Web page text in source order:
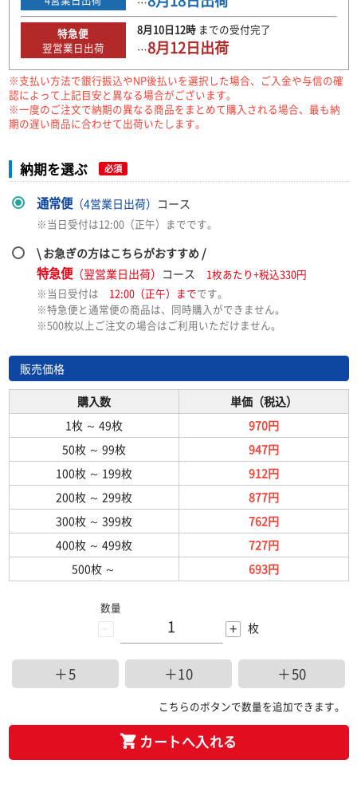
特急便
翌営業日出荷
8月10日12時までの受付完了
…8月12日出荷
※支払い方法で銀行振込やNP後払いを選択した場合、ご入金や与信の確
認によって上記目安と異なる場合がございます。
※一度のご注文で納期の異なる商品をまとめて購入される場合、最も納
期の遅い商品に合わせて出荷いたします。
納期を選ぶ 必須
通常便（4営業日出荷） コース
※当日受付は12:00（正午）までです。
\ お急ぎの方はこちらがおすすめ /
特急便（翌営業日出荷） コース
1枚あたり+税込330円
※当日受付は 12:00（正午）までです。
※特急便と通常便の商品は、同時購入ができません。
※500枚以上ご注文の場合はご利用いただけません。
販売価格
購入数
単価（税込）
1枚 ～ 49枚
970円
50枚 ～ 99枚
947円
100枚 ～ 199枚
912円
200枚 ～ 299枚
877円
300枚 ～ 399枚
762円
400枚 ～ 499枚
727円
500枚 ～ 693円
-
数量
+ 枚
＋5 ＋10 ＋50
こちらのボタンで数量を追加できます。
カートへ入れる